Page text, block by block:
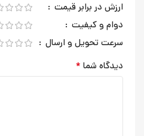
ارزش در برابر قیمت
دوام و کیفیت
سرعت تحویل و ارسال
دیدگاه شما *